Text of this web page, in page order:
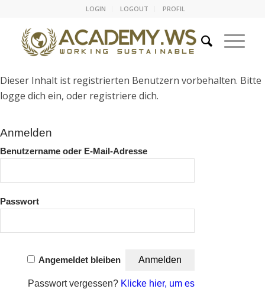
LOGIN LOGOUT PROFIL
Dieser Inhalt ist registrierten Benutzern vorbehalten. Bitte
logge dich ein, oder registriere dich.
Anmelden
Benutzername oder E-Mail-Adresse
Passwort
Angemeldet bleiben
Passwort vergessen? Klicke hier, um es